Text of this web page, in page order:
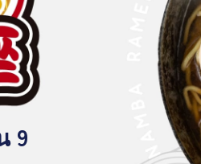
การเข้าถึง/เวลาทำการ
9